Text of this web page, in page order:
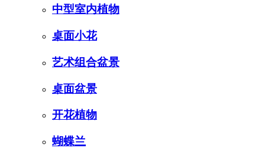
中型室内植物
桌面小花
艺术组合盆景
桌面盆景
开花植物
蝴蝶兰